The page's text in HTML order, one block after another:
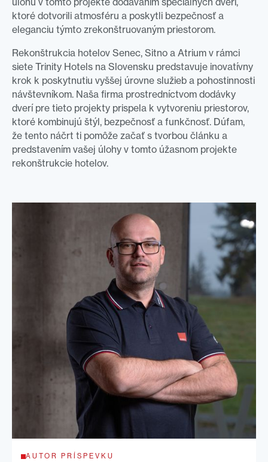
ktoré dotvorili atmosféru a poskytli bezpečnosť a
eleganciu týmto zrekonštruovaným priestorom.
Rekonštrukcia hotelov Senec, Sitno a Atrium v rámci
siete Trinity Hotels na Slovensku predstavuje inovatívny
krok k poskytnutiu vyššej úrovne služieb a pohostinnosti
návštevníkom. Naša firma prostredníctvom dodávky
dverí pre tieto projekty prispela k vytvoreniu priestorov,
ktoré kombinujú štýl, bezpečnosť a funkčnosť. Dúfam,
že tento náčrt ti pomôže začať s tvorbou článku a
predstavením vašej úlohy v tomto úžasnom projekte
rekonštrukcie hotelov.
AUTOR PRÍSPEVKU